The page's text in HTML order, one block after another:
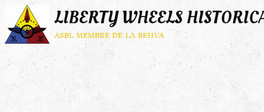
LIBERTY WHEELS
asbl membre de la behva